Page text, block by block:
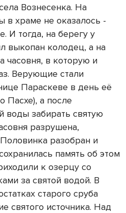
Вознесенка. На
в храме не оказалось -
И тогда, на берегу у
выкопан колодец, а на
часовня, в которую и
Верующие стали
Параскеве в день её
Пасхе), а после
воды забирать святую
разрушена,
разобран и
память об этом
к озерцу со
за святой водой. В
старого сруба
святого источника. Над